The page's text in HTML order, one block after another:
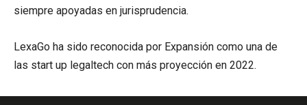
siempre apoyadas en jurisprudencia.
LexaGo ha sido reconocida por Expansión como una de
las start up legaltech con más proyección en 2022.